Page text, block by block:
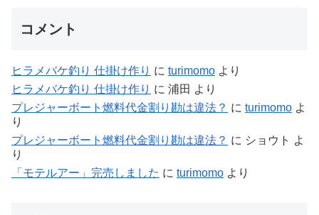
コメント
ヒラメバケ釣り 仕掛け作り に turimomo より
ヒラメバケ釣り 仕掛け作り に 浦田 より
プレジャーボート燃料代金割り勘は違法？ に turimomo よ
り
プレジャーボート燃料代金割り勘は違法？ に ショウト よ
り
「モテルアー」完売しました に turimomo より